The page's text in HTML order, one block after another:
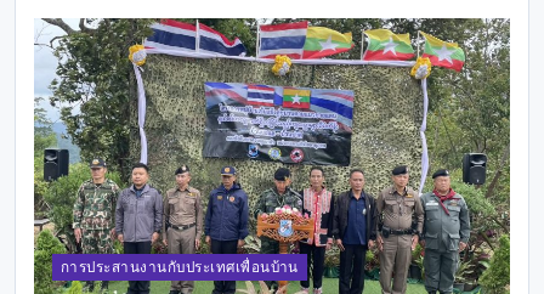
การประสานงานกับประเทศเพื่อนบ้าน